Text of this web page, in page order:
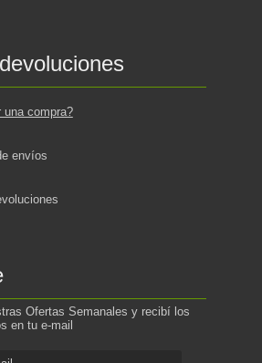
una compra?
envíos
Ofertas Semanales y recibí los
en tu e-mail